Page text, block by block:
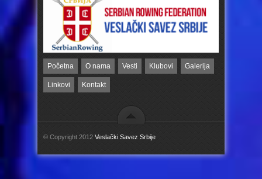
Početna O nama Vesti Klubovi Galerija
Linkovi Kontakt
© Copyright 2012 Veslački Savez Srbije